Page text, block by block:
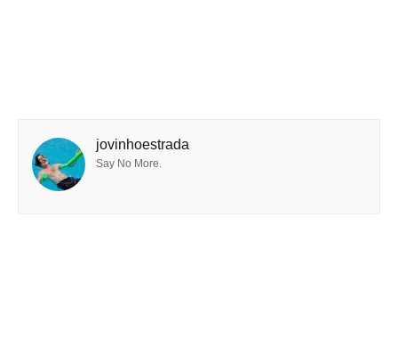
jovinhoestrada
Say No More.